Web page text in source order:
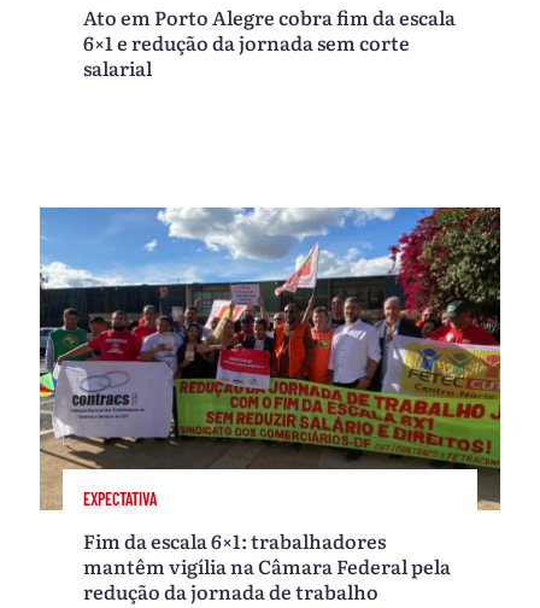
Ato em Porto Alegre cobra fim da escala
6×1 e redução da jornada sem corte
salarial
EXPECTATIVA
Fim da escala 6×1: trabalhadores
mantêm vigília na Câmara Federal pela
redução da jornada de trabalho